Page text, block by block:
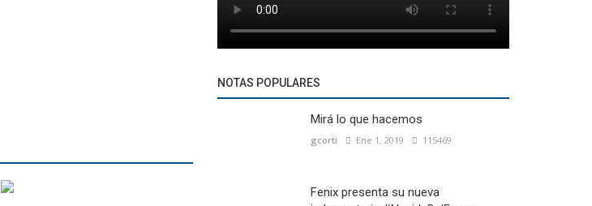
NOTAS POPULARES
Mirá lo que hacemos
gcorti Ene 1, 2019 115469
Fenix presenta su nueva